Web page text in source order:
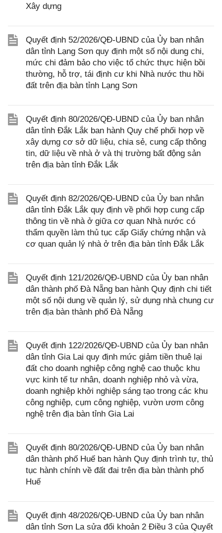
Xây dựng
Quyết định 52/2026/QĐ-UBND của Ủy ban nhân
dân tỉnh Lạng Sơn quy định một số nội dung chi,
mức chi đảm bảo cho việc tổ chức thực hiện bồi
thường, hỗ trợ, tái định cư khi Nhà nước thu hồi
đất trên địa bàn tỉnh Lạng Sơn
Quyết định 80/2026/QĐ-UBND của Ủy ban nhân
dân tỉnh Đắk Lắk ban hành Quy chế phối hợp về
xây dựng cơ sở dữ liệu, chia sẻ, cung cấp thông
tin, dữ liệu về nhà ở và thị trường bất động sản
trên địa bàn tỉnh Đắk Lắk
Quyết định 82/2026/QĐ-UBND của Ủy ban nhân
dân tỉnh Đắk Lắk quy định về phối hợp cung cấp
thông tin về nhà ở giữa cơ quan Nhà nước có
thẩm quyền làm thủ tục cấp Giấy chứng nhận và
cơ quan quản lý nhà ở trên địa bàn tỉnh Đắk Lắk
Quyết định 121/2026/QĐ-UBND của Ủy ban nhân
dân thành phố Đà Nẵng ban hành Quy định chi tiết
một số nội dung về quản lý, sử dụng nhà chung cư
trên địa bàn thành phố Đà Nẵng
Quyết định 122/2026/QĐ-UBND của Ủy ban nhân
dân tỉnh Gia Lai quy định mức giảm tiền thuê lại
đất cho doanh nghiệp công nghệ cao thuộc khu
vực kinh tế tư nhân, doanh nghiệp nhỏ và vừa,
doanh nghiệp khởi nghiệp sáng tạo trong các khu
công nghiệp, cụm công nghiệp, vườn ươm công
nghệ trên địa bàn tỉnh Gia Lai
Quyết định 80/2026/QĐ-UBND của Ủy ban nhân
dân thành phố Huế ban hành Quy định trình tự, thủ
tục hành chính về đất đai trên địa bàn thành phố
Huế
Quyết định 48/2026/QĐ-UBND của Ủy ban nhân
dân tỉnh Sơn La sửa đổi khoản 2 Điều 3 của Quyết